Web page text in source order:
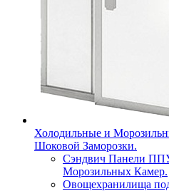
Холодильные и
Шоковой Заморозки.
Сэндвич Панели
Морозильных Камер.
Овощехранилища